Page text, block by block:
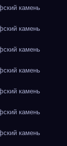
камень
камень
камень
камень
камень
камень
камень